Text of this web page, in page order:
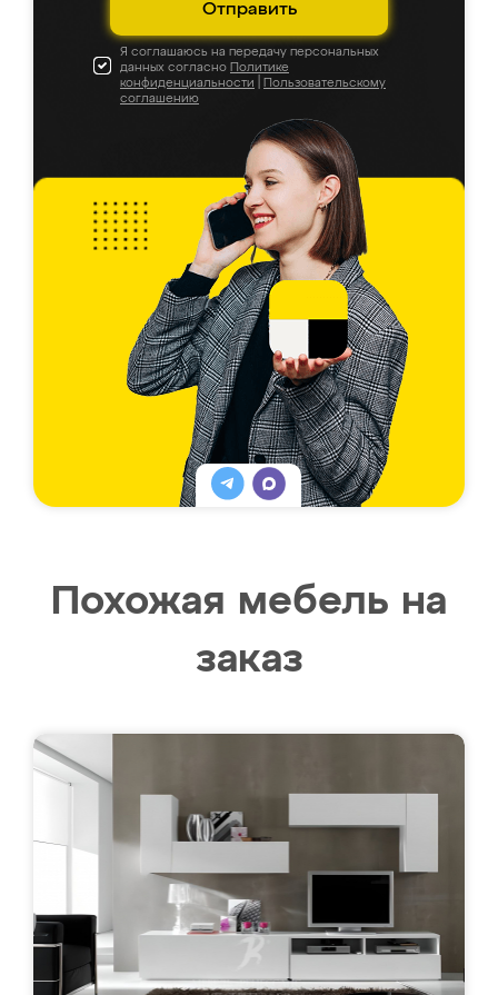
Отправить
Я соглашаюсь на передачу персональных
данных согласно Политике
конфиденциальности
Пользовательскому
соглашению
Похожая мебель на
заказ